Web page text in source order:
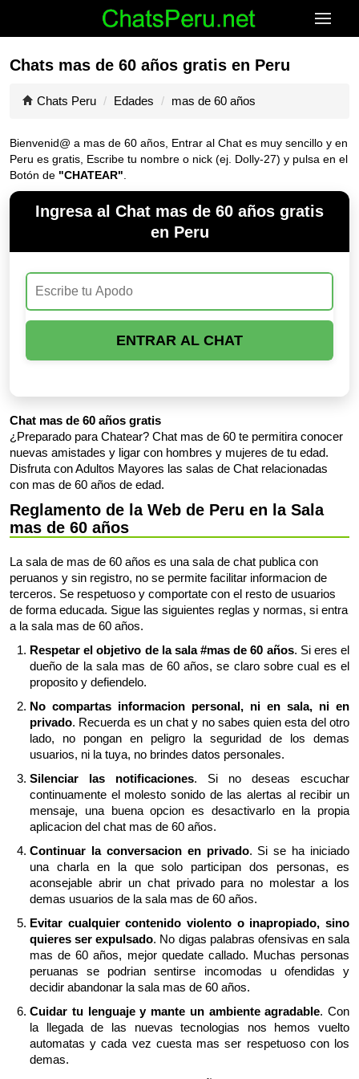
Chats mas de 60 años gratis en Peru
Chats Peru Edades mas de 60 años
Bienvenid@ a mas de 60 años, Entrar al Chat es muy sencillo y en
Peru es gratis, Escribe tu nombre o nick (ej. Dolly-27) y pulsa en el
Botón de "CHATEAR"
Ingresa al Chat mas de 60 años gratis
en Peru
ENTRAR AL CHAT
Chat mas de 60 años gratis
¿Preparado para Chatear? Chat mas de 60 te permitira conocer
nuevas amistades y ligar con hombres y mujeres de tu edad.
Disfruta con Adultos Mayores las salas de Chat relacionadas
con mas de 60 años de edad.
Reglamento de la Web de Peru en la Sala
mas de 60 años
La sala de mas de 60 años es una sala de chat publica con
peruanos y sin registro, no se permite facilitar informacion de
terceros. Se respetuoso y comportate con el resto de usuarios
de forma educada. Sigue las siguientes reglas y normas, si entra
a la sala mas de 60 años.
Respetar el objetivo de la sala #mas de 60 años. Si eres el
dueño de la sala mas de 60 años, se claro sobre cual es el
proposito y defiendelo.
No compartas informacion personal, ni en sala, ni en
privado. Recuerda es un chat y no sabes quien esta del otro
lado, no pongan en peligro la seguridad de los demas
usuarios, ni la tuya, no brindes datos personales.
Silenciar las notificaciones. Si no deseas escuchar
continuamente el molesto sonido de las alertas al recibir un
mensaje, una buena opcion es desactivarlo en la propia
aplicacion del chat mas de 60 años.
Continuar la conversacion en privado. Si se ha iniciado
una charla en la que solo participan dos personas, es
aconsejable abrir un chat privado para no molestar a los
demas usuarios de la sala mas de 60 años.
Evitar cualquier contenido violento o inapropiado, sino
quieres ser expulsado. No digas palabras ofensivas en sala
mas de 60 años, mejor quedate callado. Muchas personas
peruanas se podrian sentirse incomodas u ofendidas y
decidir abandonar la sala mas de 60 años.
Cuidar tu lenguaje y mante un ambiente agradable. Con
la llegada de las nuevas tecnologias nos hemos vuelto
automatas y cada vez cuesta mas ser respetuoso con los
demas.